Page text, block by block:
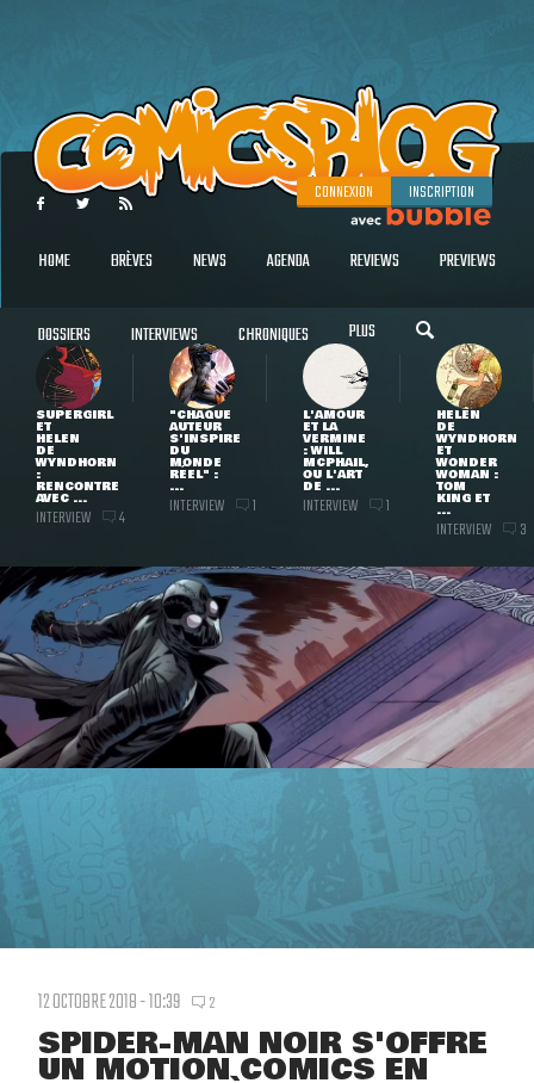
CONNEXION INSCRIPTION
HOME BRÈVES NEWS AGENDA REVIEWS PREVIEWS
DOSSIERS INTERVIEWS CHRONIQUES PLUS
SUPERGIRL
ET
HELEN
DE
WYNDHORN
:
RENCONTRE
AVEC ...
INTERVIEW 4
"CHAQUE
AUTEUR
S'INSPIRE
DU
MONDE
RÉEL" :
...
INTERVIEW 1
L'AMOUR
ET LA
VERMINE
: WILL
MCPHAIL,
OU L'ART
DE ...
INTERVIEW 1
HELEN
DE
WYNDHORN
ET
WONDER
WOMAN :
TOM
KING ET
...
INTERVIEW 3
12 OCTOBRE 2018 - 10:39 2
SPIDER-MAN NOIR S'OFFRE
UN MOTION COMICS EN